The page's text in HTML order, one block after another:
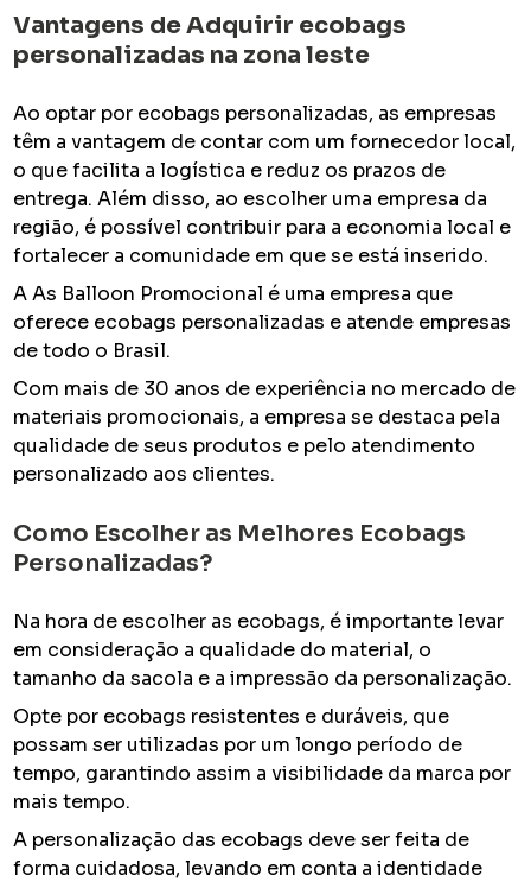
Vantagens de Adquirir ecobags
personalizadas na zona leste
Ao optar por ecobags personalizadas, as empresas
têm a vantagem de contar com um fornecedor local,
o que facilita a logística e reduz os prazos de
entrega. Além disso, ao escolher uma empresa da
região, é possível contribuir para a economia local e
fortalecer a comunidade em que se está inserido.
A As Balloon Promocional é uma empresa que
oferece ecobags personalizadas e atende empresas
de todo o Brasil.
Com mais de 30 anos de experiência no mercado de
materiais promocionais, a empresa se destaca pela
qualidade de seus produtos e pelo atendimento
personalizado aos clientes.
Como Escolher as Melhores Ecobags
Personalizadas?
Na hora de escolher as ecobags, é importante levar
em consideração a qualidade do material, o
tamanho da sacola e a impressão da personalização.
Opte por ecobags resistentes e duráveis, que
possam ser utilizadas por um longo período de
tempo, garantindo assim a visibilidade da marca por
mais tempo.
A personalização das ecobags deve ser feita de
forma cuidadosa, levando em conta a identidade